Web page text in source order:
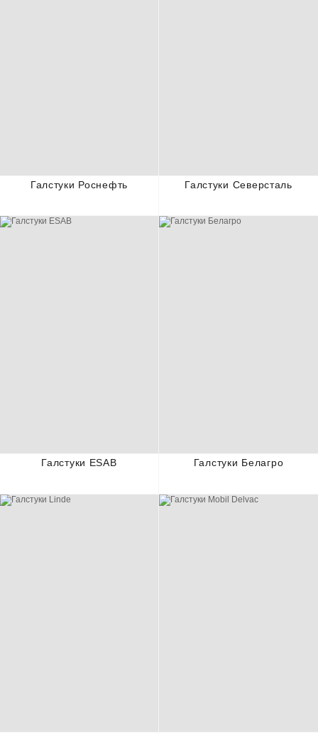
Галстуки Роснефть Галстуки Северсталь
Галстуки ESAB Галстуки Белагро